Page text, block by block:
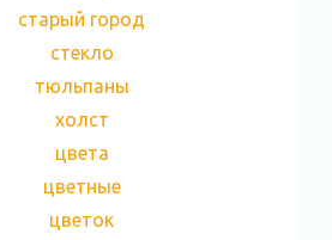
старый город
стекло
тюльпаны
холст
цвета
цветные
цветок